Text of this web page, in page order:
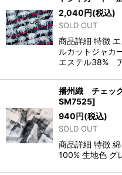
2,040円(税込)
SOLD OUT
商品詳細 特徴
ルカットジャカ
エステル38%
播州織 チェッ
SM7525]
940円(税込)
SOLD OUT
商品詳細 特徴
100% 生地色